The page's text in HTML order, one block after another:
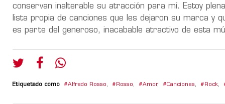
conservan inalterable su atracción para mí. Estoy
lista propia de canciones que les dejaron su marca y
es parte del generoso, inacabable atractivo de esta
Etiquetado como Alfredo Rosso, Rosso, Amor, Canciones, Rock,